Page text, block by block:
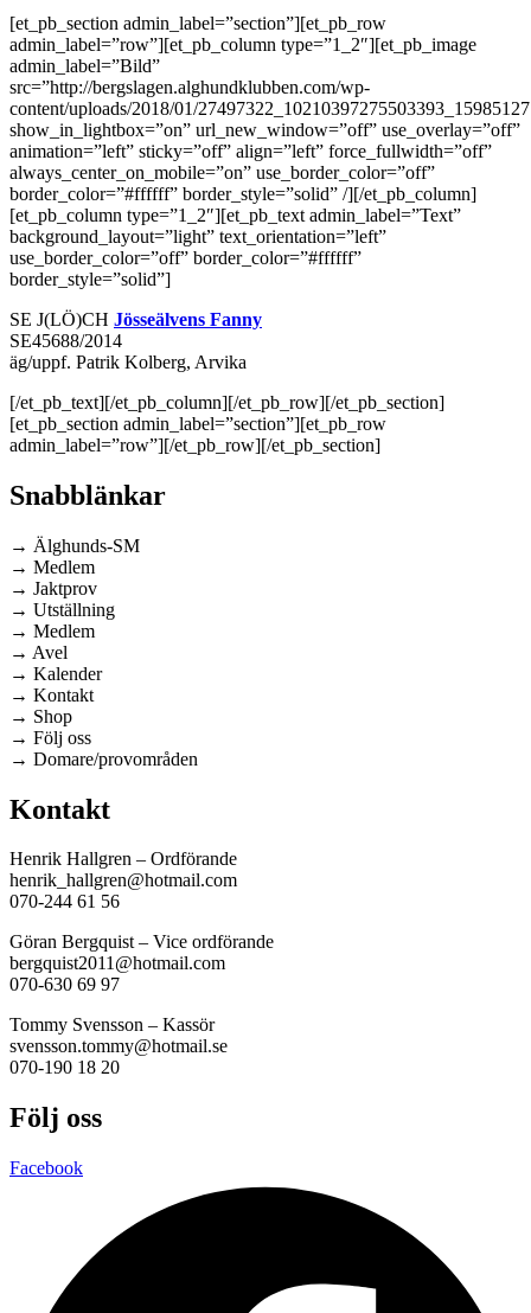
[et_pb_section admin_label=”section”][et_pb_row
admin_label=”row”][et_pb_column type=”1_2″][et_pb_image
admin_label=”Bild”
src=”http://bergslagen.alghundklubben.com/wp-
content/uploads/2018/01/
show_in_lightbox=”on” url_new_window=”off” use_overlay=”off”
animation=”left” sticky=”off” align=”left” force_fullwidth=”off”
always_center_on_mobile=”on” use_border_color=”off”
border_color=”#ffffff” border_style=”solid” /][/et_pb_column]
[et_pb_column type=”1_2″][et_pb_text admin_label=”Text”
background_layout=”light” text_orientation=”left”
use_border_color=”off” border_color=”#ffffff”
border_style=”solid”]
SE J(LÖ)CH Jösseälvens Fanny
SE45688/2014
äg/uppf. Patrik Kolberg, Arvika
[/et_pb_text][/et_pb_column][/et_pb_row][/et_pb_section]
[et_pb_section admin_label=”section”][et_pb_row
admin_label=”row”][/et_pb_row][/et_pb_section]
Snabblänkar
→ Älghunds-SM
→ Medlem
→ Jaktprov
→ Utställning
→ Medlem
→ Avel
→ Kalender
→ Kontakt
→ Shop
→ Följ oss
→ Domare/provområden
Kontakt
Henrik Hallgren – Ordförande
henrik_hallgren@hotmail.com
070-244 61 56
Göran Bergquist – Vice ordförande
bergquist2011@hotmail.com
070-630 69 97
Tommy Svensson – Kassör
svensson.tommy@hotmail.se
070-190 18 20
Följ oss
Facebook